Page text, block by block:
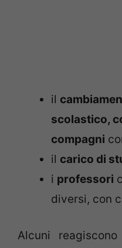
il
scolastico,
compagni
il carico di
i professori
diversi, con
Alcuni